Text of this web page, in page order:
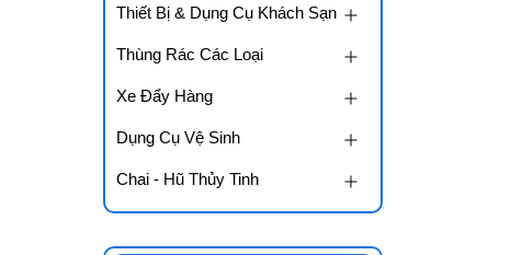
Thiết Bị & Dụng Cụ Khách Sạn
Thùng Rác Các Loại
Xe Đẩy Hàng
Dụng Cụ Vệ Sinh
Chai - Hũ Thủy Tinh